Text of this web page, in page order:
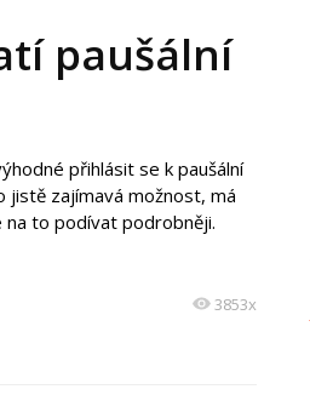
paušální
přihlásit se k paušální
jistě zajímavá možnost, má
na to podívat podrobněji.
3853x